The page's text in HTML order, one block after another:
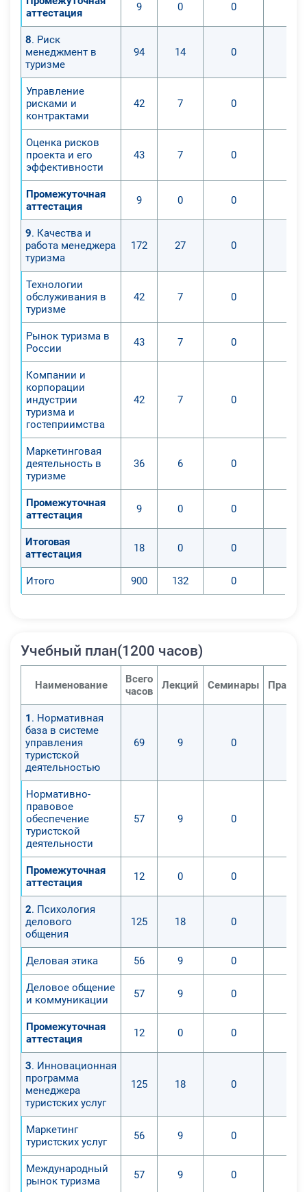
аттестация
9 0 0
8. Риск
менеджмент в
туризме
94 14 0
Управление
рисками и
контрактами
42 7 0
Оценка рисков
проекта и его
эффективности
43 7 0
Промежуточная
аттестация
9 0 0
9. Качества и
работа менеджера
туризма
172 27 0
Технологии
обслуживания в
туризме
42 7 0
Рынок туризма в
России
43 7 0
Компании и
корпорации
индустрии
туризма и
гостеприимства
42 7 0
Маркетинговая
деятельность в
туризме
36 6 0
Промежуточная
аттестация
9 0 0
Итоговая
аттестация
18 0 0
Итого 900 132 0
Учебный план(1200 часов)
Наименование
Всего
часов
Лекций Семинары
1 . Нормативная
база в системе
управления
туристской
деятельностью
69 9 0
Нормативно-
правовое
обеспечение
туристской
деятельности
57 9 0
Промежуточная
аттестация
12 0 0
2. Психология
делового
общения
125 18 0
Деловая этика 56 9 0
Деловое общение
и коммуникации
57 9 0
Промежуточная
аттестация
12 0 0
3. Инновационная
программа
менеджера
туристских услуг
125 18 0
Маркетинг
туристских услуг
56 9 0
Международный
рынок туризма
57 9 0